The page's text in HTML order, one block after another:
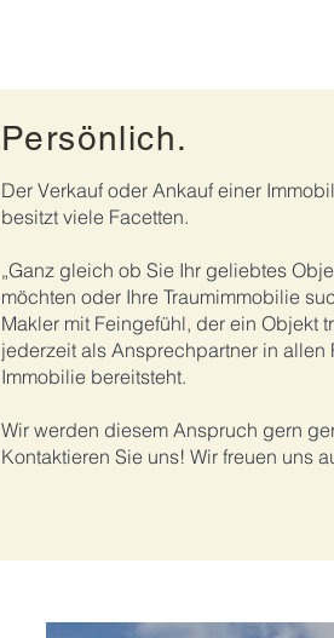
Persönlich.
Der Verkauf oder Ankauf einer
besitzt viele Facetten.
„Ganz gleich ob Sie Ihr geliebtes
möchten oder Ihre Traumimmobilie
Makler mit Feingefühl, der ein Objekt
jederzeit als Ansprechpartner in allen
Immobilie bereitsteht.
Wir werden diesem Anspruch gern
Kontaktieren Sie uns! Wir freuen uns